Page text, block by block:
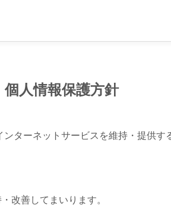
個人情報保護方針
ターネットサービスを維持・提供
改善してまいります。